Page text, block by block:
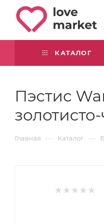
КАТАЛОГ
Пэстис
Главная — Каталог —